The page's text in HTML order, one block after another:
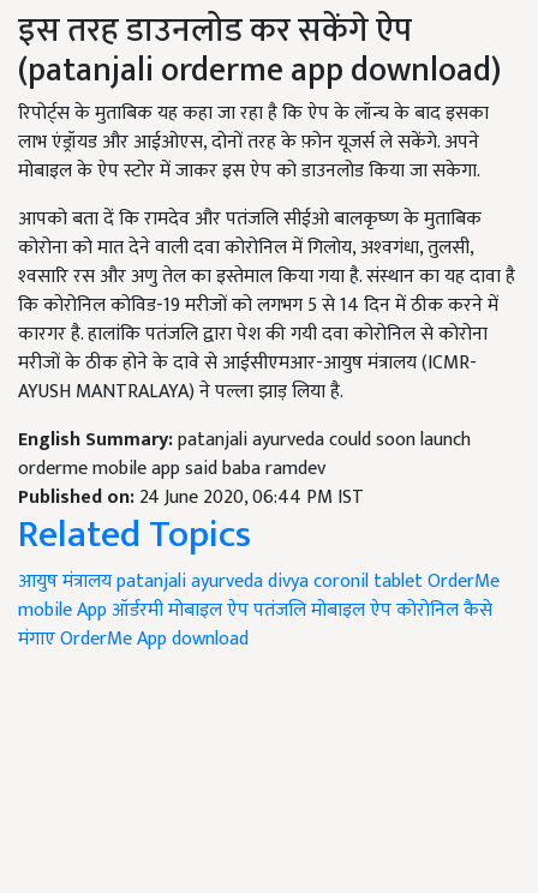
इस तरह डाउनलोड कर सकेंगे ऐप
(patanjali orderme app download)
रिपोर्ट्स के मुताबिक यह कहा जा रहा है कि ऐप के लॉन्च के बाद इसका
लाभ एंड्रॉयड और आईओएस, दोनों तरह के फ़ोन यूजर्स ले सकेंगे. अपने
मोबाइल के ऐप स्टोर में जाकर इस ऐप को डाउनलोड किया जा सकेगा.
आपको बता दें कि रामदेव और पतंजलि सीईओ बालकृष्‍ण के मुताबिक
कोरोना को मात देने वाली दवा कोरोनिल में गिलोय, अश्‍वगंधा, तुलसी,
श्‍वसारि रस और अणु तेल का इस्तेमाल किया गया है. संस्थान का यह दावा है
कि कोरोनिल कोविड-19 मरीजों को लगभग 5 से 14 दिन में ठीक करने में
कारगर है. हालांकि पतंजलि द्वारा पेश की गयी दवा कोरोनिल से कोरोना
मरीजों के ठीक होने के दावे से आईसीएमआर-आयुष मंत्रालय (ICMR-
AYUSH MANTRALAYA) ने पल्ला झाड़ लिया है.
English Summary:patanjali ayurveda could soon launch
orderme mobile app said baba ramdev
Published on:24 June 2020, 06:44 PM IST
Related Topics
आयुष मंत्रालयpatanjali ayurvedadivya coronil tabletOrderMe
mobile Appऑर्डरमी मोबाइल ऐपपतंजलि मोबाइल ऐपकोरोनिल कैसे
मंगाएOrderMe App download